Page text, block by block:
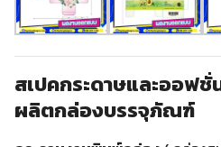
สเปคกระดาษและออฟชั่
ผลิตกล่องบรรจุภัณฑ์